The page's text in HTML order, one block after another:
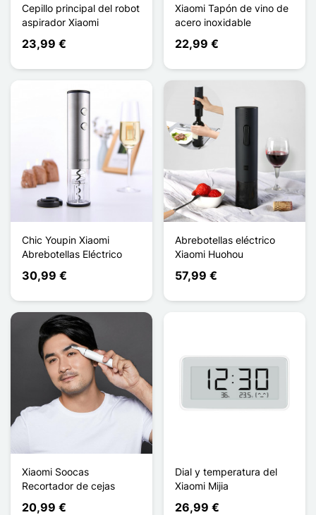
Cepillo principal del robot
aspirador Xiaomi
23,99 €
Xiaomi Tapón de vino de
acero inoxidable
22,99 €
Chic Youpin Xiaomi
Abrebotellas Eléctrico
30,99 €
Abrebotellas eléctrico
Xiaomi Huohou
57,99 €
Xiaomi Soocas
Recortador de cejas
20,99 €
Dial y temperatura del
Xiaomi Mijia
26,99 €